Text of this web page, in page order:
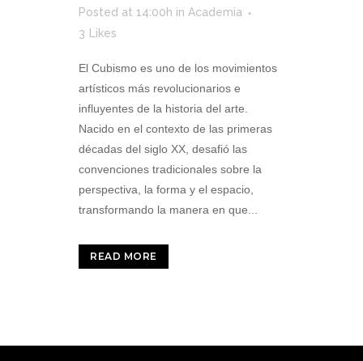
Posted at 14:00h in Academia
3
Likes
El Cubismo es uno de los movimientos
artísticos más revolucionarios e
influyentes de la historia del arte.
Nacido en el contexto de las primeras
décadas del siglo XX, desafió las
convenciones tradicionales sobre la
perspectiva, la forma y el espacio,
transformando la manera en que...
READ MORE